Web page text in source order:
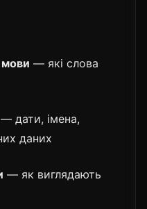
мови — які слова
— дати, імена,
даних
— як виглядають